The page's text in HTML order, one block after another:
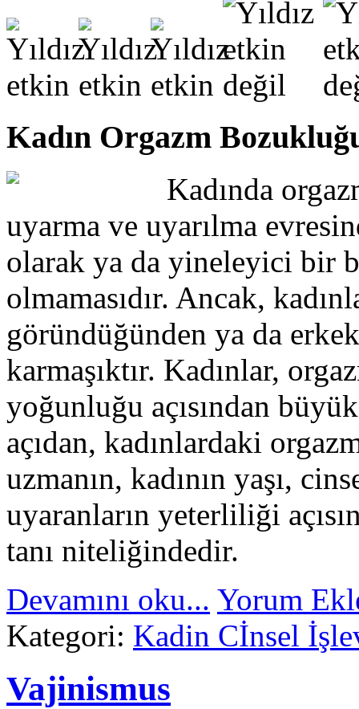
Kadın Orgazm
Kadında
uyarma ve uyarılma
olarak ya da yineleyici bir
olmamasıdır. Ancak,
göründüğünden ya da
karmaşıktır. Kadınlar,
yoğunluğu açısından
açıdan, kadınlardaki
uzmanın, kadının yaşı,
uyaranların yeterliliği
tanı niteliğindedir.
Devamını oku... Yorum
Kategori: Kadin Cİnsel
Vajinismus